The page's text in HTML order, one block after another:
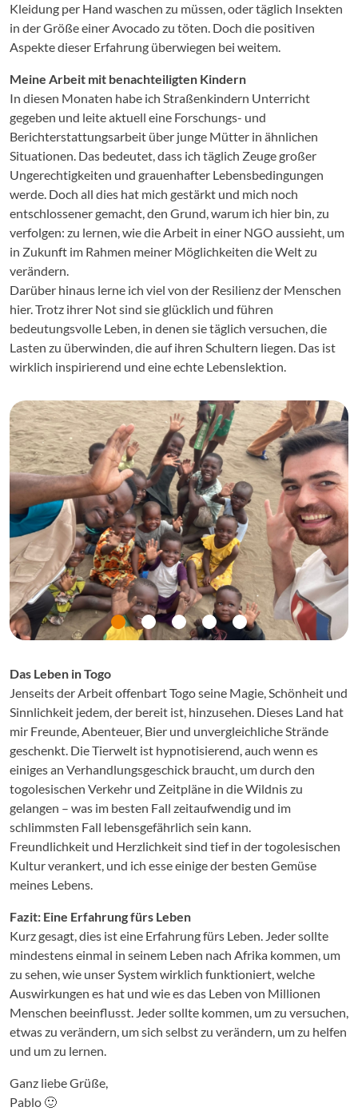
Kleidung per Hand waschen zu müssen, oder täglich Insekten
in der Größe einer Avocado zu töten. Doch die positiven
Aspekte dieser Erfahrung überwiegen bei weitem.
Meine Arbeit mit benachteiligten Kindern
In diesen Monaten habe ich Straßenkindern Unterricht
gegeben und leite aktuell eine Forschungs- und
Berichterstattungsarbeit über junge Mütter in ähnlichen
Situationen. Das bedeutet, dass ich täglich Zeuge großer
Ungerechtigkeiten und grauenhafter Lebensbedingungen
werde. Doch all dies hat mich gestärkt und mich noch
entschlossener gemacht, den Grund, warum ich hier bin, zu
verfolgen: zu lernen, wie die Arbeit in einer NGO aussieht, um
in Zukunft im Rahmen meiner Möglichkeiten die Welt zu
verändern.
Darüber hinaus lerne ich viel von der Resilienz der Menschen
hier. Trotz ihrer Not sind sie glücklich und führen
bedeutungsvolle Leben, in denen sie täglich versuchen, die
Lasten zu überwinden, die auf ihren Schultern liegen. Das ist
wirklich inspirierend und eine echte Lebenslektion.
Das Leben in Togo
Jenseits der Arbeit offenbart Togo seine Magie, Schönheit und
Sinnlichkeit jedem, der bereit ist, hinzusehen. Dieses Land hat
mir Freunde, Abenteuer, Bier und unvergleichliche Strände
geschenkt. Die Tierwelt ist hypnotisierend, auch wenn es
einiges an Verhandlungsgeschick braucht, um durch den
togolesischen Verkehr und Zeitpläne in die Wildnis zu
gelangen – was im besten Fall zeitaufwendig und im
schlimmsten Fall lebensgefährlich sein kann.
Freundlichkeit und Herzlichkeit sind tief in der togolesischen
Kultur verankert, und ich esse einige der besten Gemüse
meines Lebens.
Fazit: Eine Erfahrung fürs Leben
Kurz gesagt, dies ist eine Erfahrung fürs Leben. Jeder sollte
mindestens einmal in seinem Leben nach Afrika kommen, um
zu sehen, wie unser System wirklich funktioniert, welche
Auswirkungen es hat und wie es das Leben von Millionen
Menschen beeinflusst. Jeder sollte kommen, um zu versuchen,
etwas zu verändern, um sich selbst zu verändern, um zu helfen
und um zu lernen.
Ganz liebe Grüße,
Pablo 🙂